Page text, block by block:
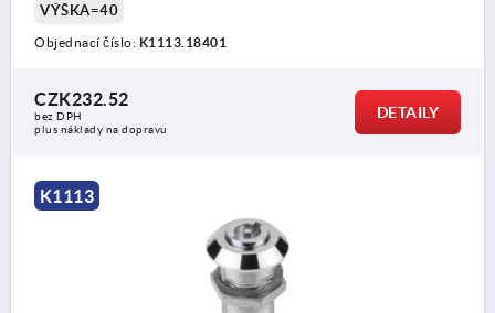
VÝŠKA=40
Objednací číslo: K1113.18401
CZK232.52
bez DPH
plus náklady na dopravu
DETAILY
K1113